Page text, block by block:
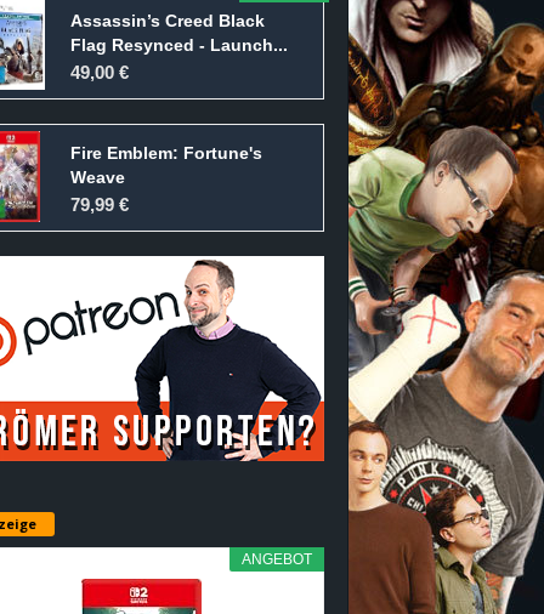
Assassin’s Creed Black
Flag Resynced - Launch...
49,00 €
Fire Emblem: Fortune's
Weave
79,99 €
ANGEBOT